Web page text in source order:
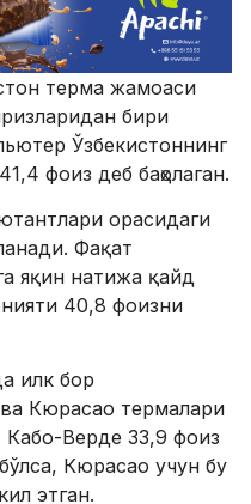
терма жамоаси
бири
Ўзбекистоннинг
фоиз деб баҳолаган.
орасидаги
Фақат
яқин натижа қайд
40,8 фоизни
илк бор
Кюрасао термалари
Кабо-Верде 33,9 фоиз
Кюрасао учун бу
этган.